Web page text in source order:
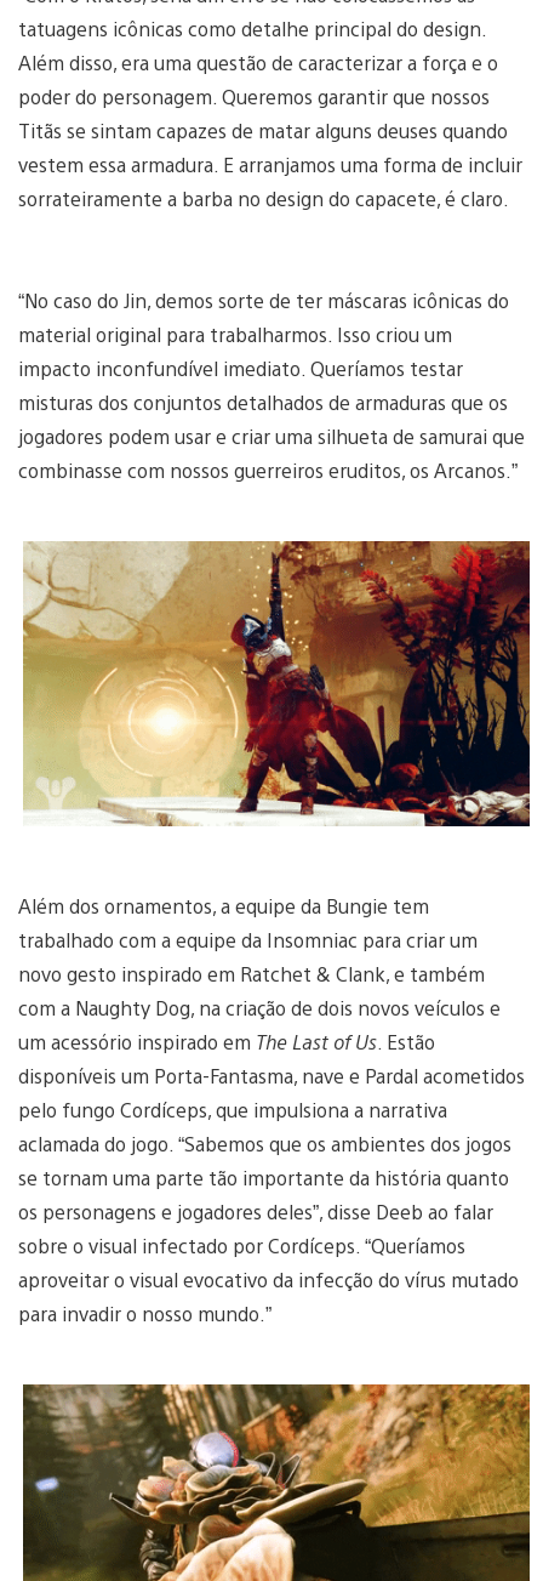
tatuagens icônicas como detalhe principal do design.
Além disso, era uma questão de caracterizar a força e o
poder do personagem. Queremos garantir que nossos
Titãs se sintam capazes de matar alguns deuses quando
vestem essa armadura. E arranjamos uma forma de incluir
sorrateiramente a barba no design do capacete, é claro.
“No caso do Jin, demos sorte de ter máscaras icônicas do
material original para trabalharmos. Isso criou um
impacto inconfundível imediato. Queríamos testar
misturas dos conjuntos detalhados de armaduras que os
jogadores podem usar e criar uma silhueta de samurai que
combinasse com nossos guerreiros eruditos, os Arcanos.”
Além dos ornamentos, a equipe da Bungie tem
trabalhado com a equipe da Insomniac para criar um
novo gesto inspirado em Ratchet & Clank, e também
com a Naughty Dog, na criação de dois novos veículos e
um acessório inspirado em The Last of Us . Estão
disponíveis um Porta-Fantasma, nave e Pardal acometidos
pelo fungo Cordíceps, que impulsiona a narrativa
aclamada do jogo. “Sabemos que os ambientes dos jogos
se tornam uma parte tão importante da história quanto
os personagens e jogadores deles”, disse Deeb ao falar
sobre o visual infectado por Cordíceps. “Queríamos
aproveitar o visual evocativo da infecção do vírus mutado
para invadir o nosso mundo.”